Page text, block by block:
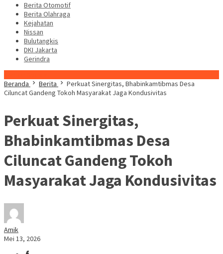
Berita Otomotif
Berita Olahraga
Kejahatan
Nissan
Bulutangkis
DKI Jakarta
Gerindra
Beranda
Berita
Perkuat Sinergitas, Bhabinkamtibmas Desa
Ciluncat Gandeng Tokoh Masyarakat Jaga Kondusivitas
Perkuat Sinergitas,
Bhabinkamtibmas Desa
Ciluncat Gandeng Tokoh
Masyarakat Jaga Kondusivitas
Amik
Mei 13, 2026